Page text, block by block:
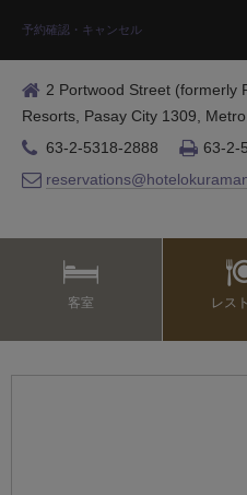
予約確認・キャンセル
2 Portwood Street (formerly
Resorts, Pasay City 1309,
63-2-5318-2888
63-2-
客室 レス